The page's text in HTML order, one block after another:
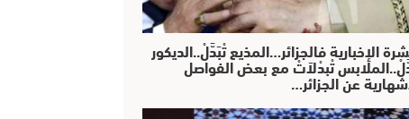
الإخبارية فالجزائر…المذيع تْبَدَّلْ..الديكور
تْبدْلاَتْ مع بعض الفواصل
عن الجزائر…